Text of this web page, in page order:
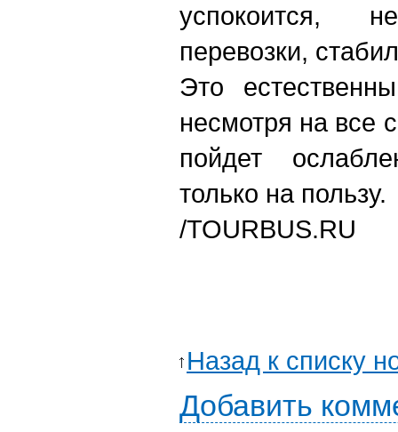
успокоится,
перевозки,
Это
несмотря на все
пойдет
только на пользу.
/TOURBUS.RU
Назад к списку
Добавить